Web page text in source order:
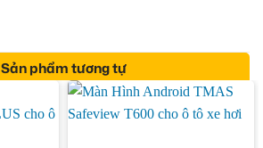
Sản phẩm tương tự